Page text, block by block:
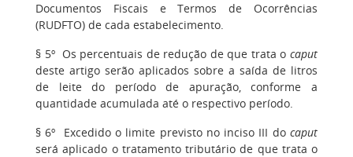
Documentos Fiscais e Termos de Ocorrências
(RUDFTO) de cada estabelecimento.
§ 5º Os percentuais de redução de que trata o caput
deste artigo serão aplicados sobre a saída de litros
de leite do período de apuração, conforme a
quantidade acumulada até o respectivo período.
§ 6º Excedido o limite previsto no inciso III do caput
será aplicado o tratamento tributário de que trata o